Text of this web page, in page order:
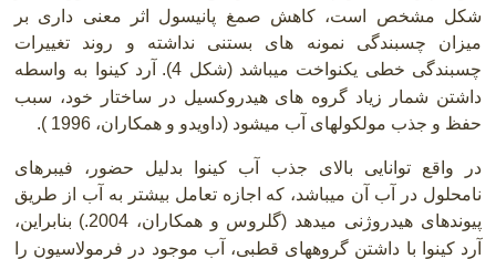
شکل مشخص است، کاهش صمغ پانیسول اثر معنی داری بر
میزان چسبندگی نمونه های بستنی نداشته و روند تغییرات
چسبندگی خطی یکنواخت میباشد (شکل 4).
آرد کینوا به واسطه
داشتن شمار زیاد گروه های هیدروکسیل در ساختار خود، سبب
حفظ و جذب مولکولهای آب میشود (داویدو و همکاران، 1996 ).
در واقع توانایی بالای جذب آب کینوا بدلیل حضور، فیبرهای
نامحلول در آب آن میباشد، که اجازه تعامل بیشتر به آب از طریق
پیوندهای هیدروژنی میدهد (گلروس و همکاران، 2004
.
) بنابراین،
آرد کینوا با داشتن گروههای قطبی، آب موجود در فرمولاسیون را